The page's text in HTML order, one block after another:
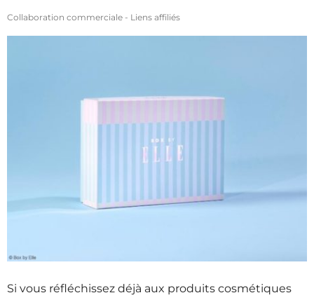
Collaboration commerciale - Liens affiliés
Si vous réfléchissez déjà aux produits cosmétiques